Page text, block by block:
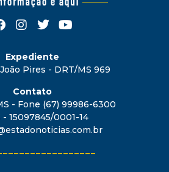
Expediente
Pires - DRT/MS 969
Contato
- Fone (67) 99986-6300
- 15097845/0001-14